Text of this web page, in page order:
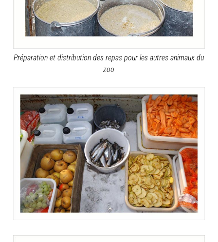
Préparation et distribution des repas pour les autres animaux du
zoo